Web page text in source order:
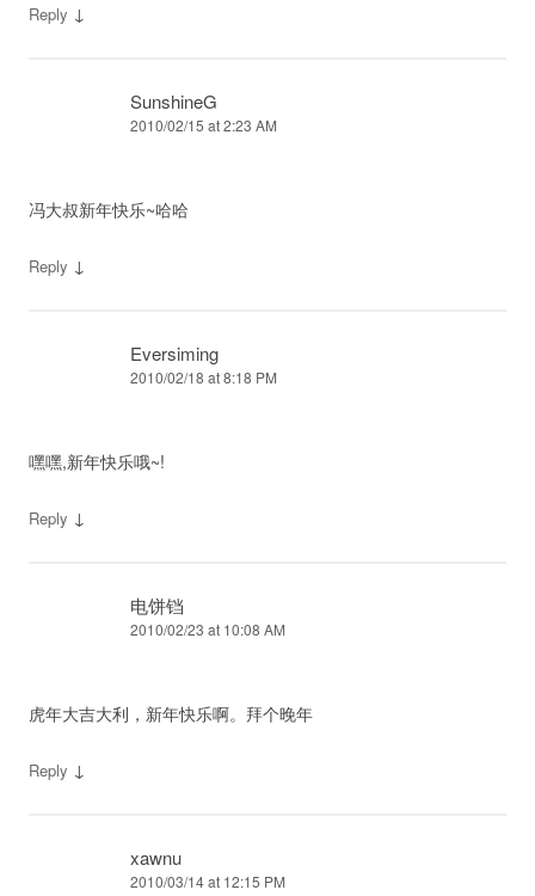
Reply ↓
SunshineG
2010/02/15 at 2:23 AM
冯大叔新年快乐~哈哈
Reply ↓
Eversiming
2010/02/18 at 8:18 PM
嘿嘿,新年快乐哦~!
Reply ↓
电饼铛
2010/02/23 at 10:08 AM
虎年大吉大利，新年快乐啊。拜个晚年
Reply ↓
xawnu
2010/03/14 at 12:15 PM